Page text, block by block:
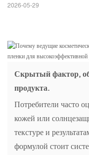
2026-05-29
Скрытый фактор,
продукта.
Потребители часто
кожей или
текстуре и
формулой стоит